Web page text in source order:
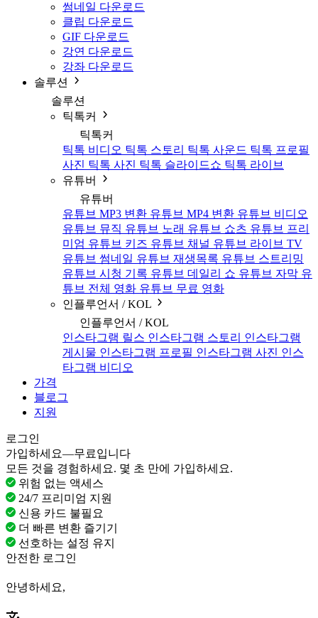
썸네일 다운로드
클립 다운로드
GIF 다운로드
강연 다운로드
강좌 다운로드
솔루션
솔루션
틱톡커
틱톡커
틱톡 비디오 틱톡 스토리 틱톡 사운드 틱톡 프로필
사진 틱톡 사진 틱톡 슬라이드쇼 틱톡 라이브
유튜버
유튜버
유튜브 MP3 변환 유튜브 MP4 변환 유튜브 비디오
유튜브 뮤직 유튜브 노래 유튜브 쇼츠 유튜브 프리
미엄 유튜브 키즈 유튜브 채널 유튜브 라이브 TV
유튜브 썸네일 유튜브 재생목록 유튜브 스트리밍
유튜브 시청 기록 유튜브 데일리 쇼 유튜브 자막 유
튜브 전체 영화 유튜브 무료 영화
인플루언서 / KOL
인플루언서 / KOL
인스타그램 릴스 인스타그램 스토리 인스타그램
게시물 인스타그램 프로필 인스타그램 사진 인스
타그램 비디오
가격
블로그
지원
로그인
가입하세요—무료입니다
모든 것을 경험하세요. 몇 초 만에 가입하세요.
위험 없는 액세스
24/7 프리미엄 지원
신용 카드 불필요
더 빠른 변환 즐기기
선호하는 설정 유지
안전한 로그인
안녕하세요,